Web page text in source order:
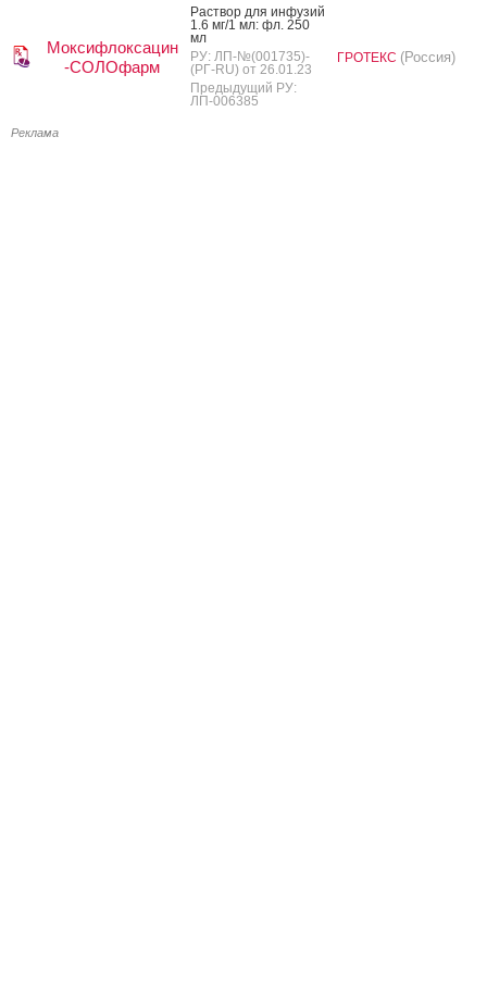
Моксифлоксацин
-СОЛОфарм
Рас­твор для ин­фу­зий
1.6 мг/1 мл: фл. 250
мл
РУ: ЛП-№(001735)-
(РГ-RU) от 26.01.23
Предыдущий РУ:
ЛП-006385
ГРОТЕКС (Россия)
Реклама